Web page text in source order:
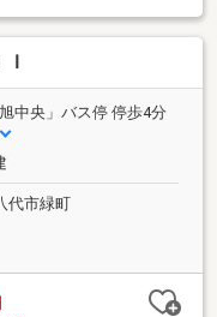
中央」バス停 停歩4分
代市緑町